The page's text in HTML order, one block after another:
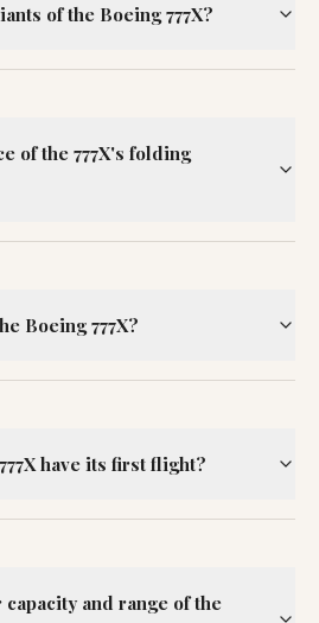
of the Boeing 777X?
of the 777X's folding
Boeing 777X?
have its first flight?
and range of the